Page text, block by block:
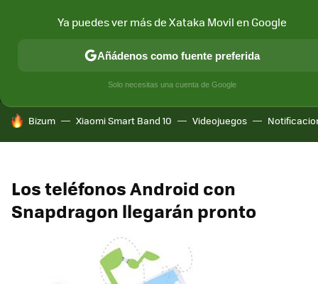
MÓVIL Y SOCIEDAD APLICACIONES
HOY SE HABLA DE
Bizum Xiaomi Smart Band 10 Videojuegos
Los teléfonos Android con
Snapdragon llegarán pronto
Ya puedes ver más de Xataka Movil en Google
Añádenos como fuente preferida
Solo necesitas una cuenta de Google